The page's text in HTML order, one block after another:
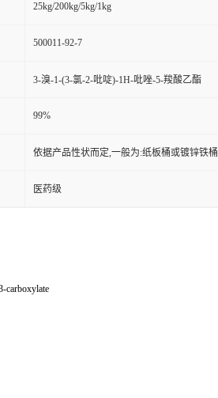
25kg/200kg/5kg/1kg
500011-92-7
3-溴-1-(3-氯-2-吡啶)-1H-吡唑-5-羧酸乙酯
99%
依据产品性状而定,一般为:纸板桶或镀锌铁桶
医药级
carboxylate